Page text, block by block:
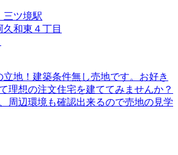
ツ境駅
和東４丁目
地！建築条件無し売地です。お好き
理想の注文住宅を建ててみませんか？
周辺環境も確認出来るので売地の見学